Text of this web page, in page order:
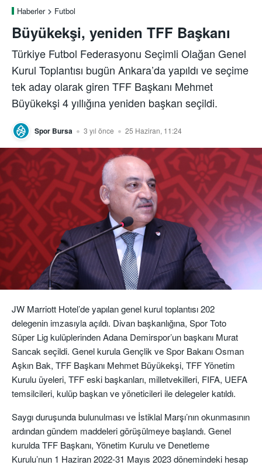
Haberler Futbol
Büyükekşi, yeniden TFF Başkanı
Türkiye Futbol Federasyonu Seçimli Olağan Genel
Kurul Toplantısı bugün Ankara’da yapıldı ve seçime
tek aday olarak giren TFF Başkanı Mehmet
Büyükekşi 4 yıllığına yeniden başkan seçildi.
Spor Bursa 3 yıl önce 25 Haziran, 11:24
JW Marriott Hotel’de yapılan genel kurul toplantısı 202
delegenin imzasıyla açıldı. Divan başkanlığına, Spor Toto
Süper Lig kulüplerinden Adana Demirspor’un başkanı Murat
Sancak seçildi. Genel kurula Gençlik ve Spor Bakanı Osman
Aşkın Bak, TFF Başkanı Mehmet Büyükekşi, TFF Yönetim
Kurulu üyeleri, TFF eski başkanları, milletvekilleri, FIFA, UEFA
temsilcileri, kulüp başkan ve yöneticileri ile delegeler katıldı.
Saygı duruşunda bulunulması ve İstiklal Marşı’nın okunmasının
ardından gündem maddeleri görüşülmeye başlandı. Genel
kurulda TFF Başkanı, Yönetim Kurulu ve Denetleme
Kurulu’nun 1 Haziran 2022-31 Mayıs 2023 dönemindeki hesap